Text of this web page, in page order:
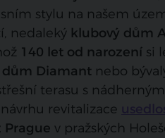
stylu na našem
nedaleký klubový dům
140 let od narození si
dům Diamant nebo
terasu s
revitalizace
Prague v pražských